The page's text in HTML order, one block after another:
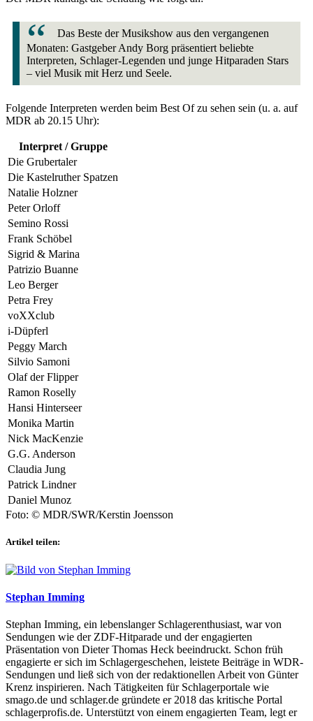
Das Beste der Musikshow aus den vergangenen
Monaten: Gastgeber Andy Borg präsentiert beliebte
Interpreten, Schlager-Legenden und junge Hitparaden Stars
– viel Musik mit Herz und Seele.
Folgende Interpreten werden beim Best Of zu sehen sein (u. a. auf
MDR ab 20.15 Uhr):
Interpret / Gruppe
Die Grubertaler
Die Kastelruther Spatzen
Natalie Holzner
Peter Orloff
Semino Rossi
Frank Schöbel
Sigrid & Marina
Patrizio Buanne
Leo Berger
Petra Frey
voXXclub
i-Düpferl
Peggy March
Silvio Samoni
Olaf der Flipper
Ramon Roselly
Hansi Hinterseer
Monika Martin
Nick MacKenzie
G.G. Anderson
Claudia Jung
Patrick Lindner
Daniel Munoz
Foto: © MDR/SWR/Kerstin Joensson
Artikel teilen:
Stephan Imming
Stephan Imming, ein lebenslanger Schlagerenthusiast, war von
Sendungen wie der ZDF-Hitparade und der engagierten
Präsentation von Dieter Thomas Heck beeindruckt. Schon früh
engagierte er sich im Schlagergeschehen, leistete Beiträge in WDR-
Sendungen und ließ sich von der redaktionellen Arbeit von Günter
Krenz inspirieren. Nach Tätigkeiten für Schlagerportale wie
smago.de und schlager.de gründete er 2018 das kritische Portal
schlagerprofis.de. Unterstützt von einem engagierten Team, legt er